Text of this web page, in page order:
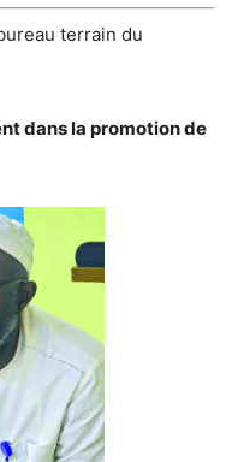
terrain du
dans la promotion de